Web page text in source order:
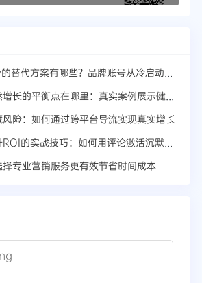
险：如何通过跨平台导流实现真实增长
专业营销服务更有效节省时间成本